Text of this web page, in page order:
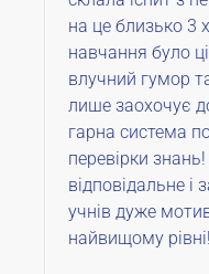
на це близько 3
навчання було
влучний гумор
лише заохочує
гарна система
перевірки
відповідальне і
учнів дуже
найвищому